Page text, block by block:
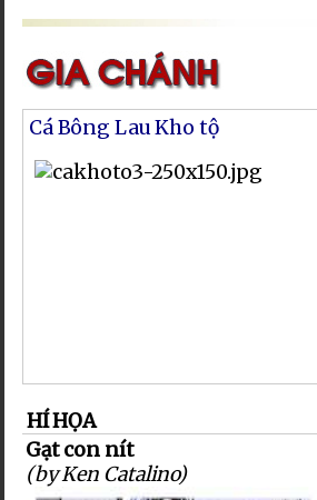
Cá Bông Lau Kho tộ
HÍ HỌA
Gạt con nít
(by Ken Catalino)